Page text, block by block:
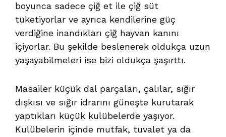
boyunca sadece çiğ et ile çiğ süt
tüketiyorlar ve ayrıca kendilerine güç
verdiğine inandıkları çiğ hayvan kanını
içiyorlar. Bu şekilde beslenerek oldukça uzun
yaşayabilmeleri ise bizi oldukça şaşırttı.
Masailer küçük dal parçaları, çalılar, sığır
dışkısı ve sığır idrarını güneşte kurutarak
yaptıkları küçük kulübelerde yaşıyor.
Kulübelerin içinde mutfak, tuvalet ya da